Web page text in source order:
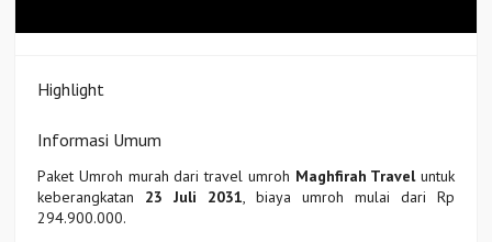
Highlight
Informasi Umum
Paket Umroh murah dari travel umroh Maghfirah Traveluntuk
keberangkatan 23 Juli 2031, biaya umroh mulai dari Rp
294.900.000.